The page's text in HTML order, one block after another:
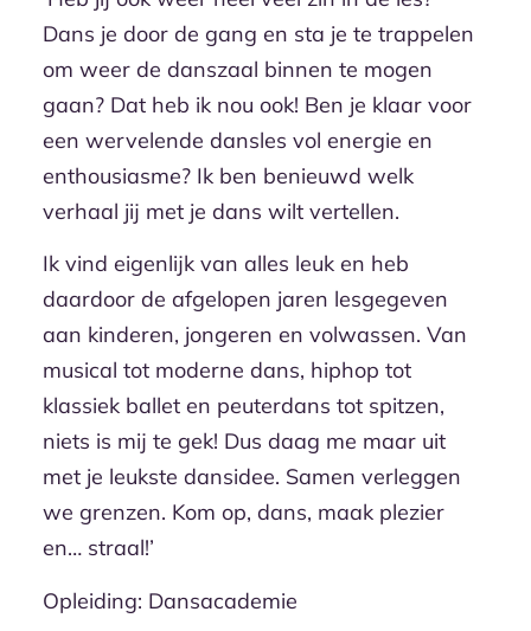
Dans je door de gang en sta je te trappelen
om weer de danszaal binnen te mogen
gaan? Dat heb ik nou ook! Ben je klaar voor
een wervelende dansles vol energie en
enthousiasme? Ik ben benieuwd welk
verhaal jij met je dans wilt vertellen.
Ik vind eigenlijk van alles leuk en heb
daardoor de afgelopen jaren lesgegeven
aan kinderen, jongeren en volwassen. Van
musical tot moderne dans, hiphop tot
klassiek ballet en peuterdans tot spitzen,
niets is mij te gek! Dus daag me maar uit
met je leukste dansidee. Samen verleggen
we grenzen. Kom op, dans, maak plezier
en… straal!’
Opleiding: Dansacademie